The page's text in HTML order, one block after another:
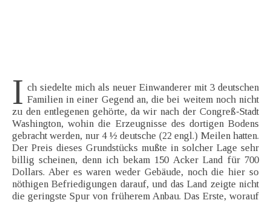
I ch siedelte mich als neuer Einwanderer mit 3 deutschen
Familien in einer Gegend an, die bei weitem noch nicht
zu den entlegenen gehörte, da wir nach der Congreß-Stadt
Washington, wohin die Erzeugnisse des dortigen Bodens
gebracht werden, nur 4 ½ deutsche (22 engl.) Meilen hatten.
Der Preis dieses Grundstücks mußte in solcher Lage sehr
billig scheinen, denn ich bekam 150 Acker Land für 700
Dollars. Aber es waren weder Gebäude, noch die hier so
nöthigen Befriedigungen darauf, und das Land zeigte nicht
die geringste Spur von früherem Anbau. Das Erste, worauf